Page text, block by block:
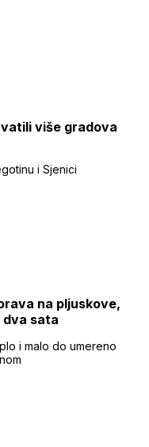
više gradova
i Sjenici
na pljuskove,
dva sata
i malo do umereno